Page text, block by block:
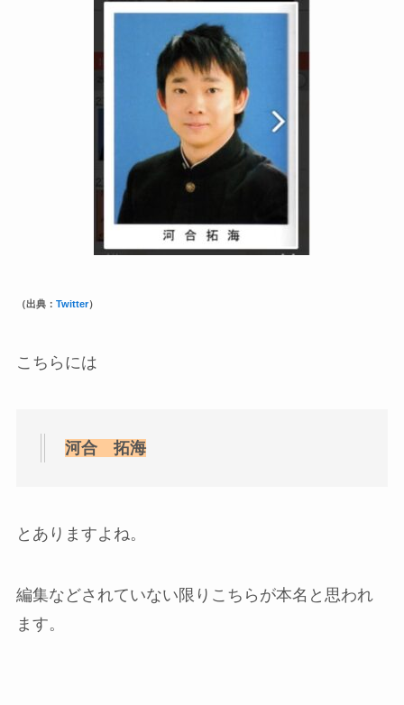
（出典： Twitter）
こちらには
河合 拓海
とありますよね。
編集などされていない限りこちらが本名と思われ
ます。